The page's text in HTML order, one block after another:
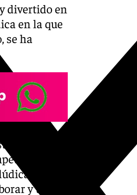
divertido en
en la que
se ha
de
de
y un